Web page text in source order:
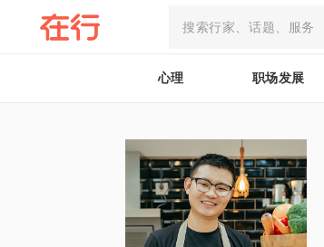
心理 职场发展